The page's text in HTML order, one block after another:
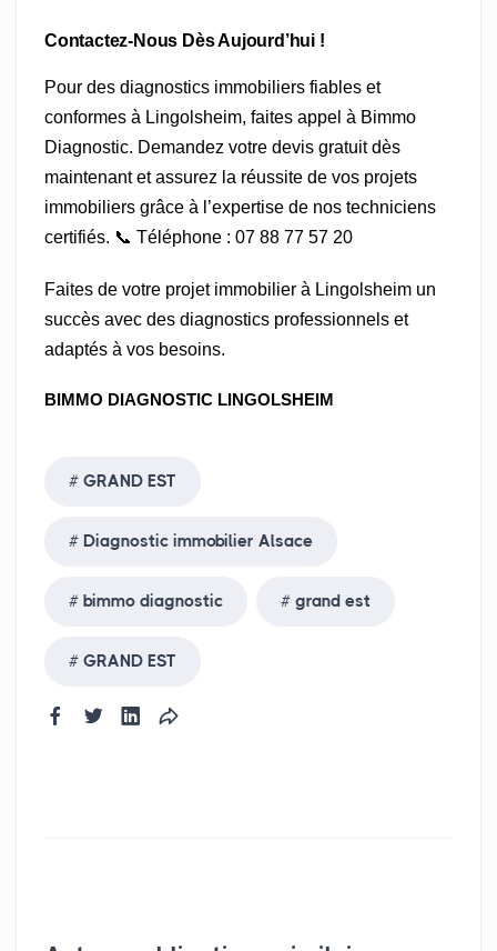
Contactez-Nous Dès Aujourd’hui !
Pour des diagnostics immobiliers fiables et
conformes à Lingolsheim, faites appel à Bimmo
Diagnostic. Demandez votre devis gratuit dès
maintenant et assurez la réussite de vos projets
immobiliers grâce à l’expertise de nos techniciens
certifiés. 📞 Téléphone : 07 88 77 57 20
Faites de votre projet immobilier à Lingolsheim un
succès avec des diagnostics professionnels et
adaptés à vos besoins.
BIMMO DIAGNOSTIC LINGOLSHEIM
GRAND EST
Diagnostic immobilier Alsace
bimmo diagnostic grand est
GRAND EST